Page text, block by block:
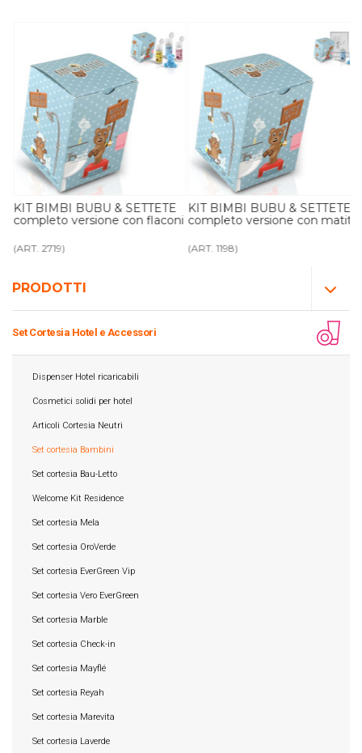
PRODOTTI
Set Cortesia Hotel e Accessori
Dispenser Hotel ricaricabili
Cosmetici solidi per hotel
Articoli Cortesia Neutri
Set cortesia Bambini
Set cortesia Bau-Letto
Welcome Kit Residence
Set cortesia Mela
Set cortesia OroVerde
Set cortesia EverGreen Vip
Set cortesia Vero EverGreen
Set cortesia Marble
Set cortesia Check-in
Set cortesia Mayflé
Set cortesia Reyah
Set cortesia Marevita
Set cortesia Laverde
KIT BIMBI BUBU & SETTETE
completo versione con flaconi
(ART. 2719)
KIT BIMBI BUBU & SETTETE
completo versione con matite
(ART. 1198)